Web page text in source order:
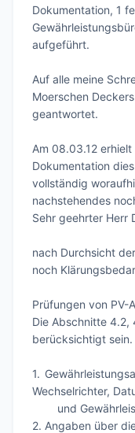
Dokumentation, 1
aufgeführt.
Auf alle meine
Moerschen
geantwortet.
Am 08.03.12
Dokumentation
vollständig
nachstehendes
Sehr geehrter Herr
nach Durchsicht
noch
Prüfungen von PV-
Die Abschnitte 4.2,
berücksichtigt sein.
1.	Gewährleistungsangaben für PV-Module und
Wechselrichter,
2.	Angaben über die zutreffende Ausführungsqualität